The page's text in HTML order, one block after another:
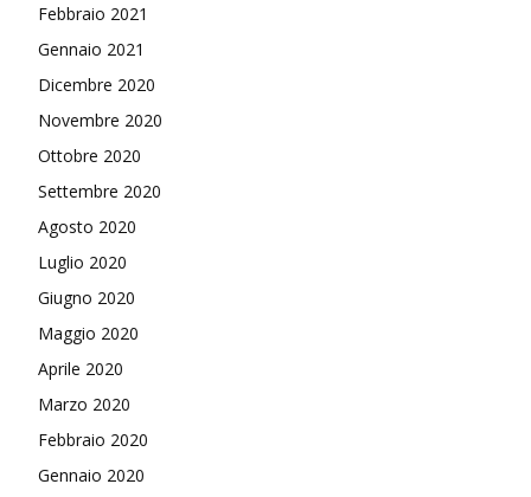
Febbraio 2021
Gennaio 2021
Dicembre 2020
Novembre 2020
Ottobre 2020
Settembre 2020
Agosto 2020
Luglio 2020
Giugno 2020
Maggio 2020
Aprile 2020
Marzo 2020
Febbraio 2020
Gennaio 2020